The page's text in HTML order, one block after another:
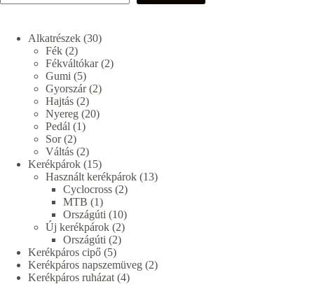
Alkatrészek 3030
Fék 22
termék
Fékváltókar 22
Gumi 55
termék
Gyorszár 22
Hajtás 22
termék
Nyereg 2020
Pedál 11
Sor 22
termék
Váltás 22
termék
Kerékpárok 1515
termék
Használt kerékpárok 1313
Cyclocross 22
MTB 11
termék
Országúti 1010
termék
Új kerékpárok 22
termék
Országúti 22
Kerékpáros cipő 55
termék
Kerékpáros napszemüveg 22
Kerékpáros ruházat 44